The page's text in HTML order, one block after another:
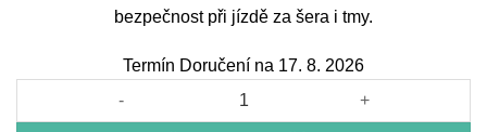
bezpečnost při jízdě za šera i tmy.
Termín Doručení na 17. 8. 2026
Flashing light R Niu KQi100 množství